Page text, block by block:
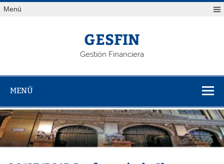
Saltar
alMenú
GESFIN
Gestión Financiera
MENÚ